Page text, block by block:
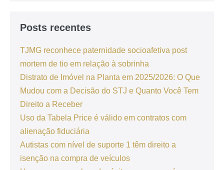
Posts recentes
TJMG reconhece paternidade socioafetiva post
mortem de tio em relação à sobrinha
Distrato de Imóvel na Planta em 2025/2026: O Que
Mudou com a Decisão do STJ e Quanto Você Tem
Direito a Receber
Uso da Tabela Price é válido em contratos com
alienação fiduciária
Autistas com nível de suporte 1 têm direito a
isenção na compra de veículos